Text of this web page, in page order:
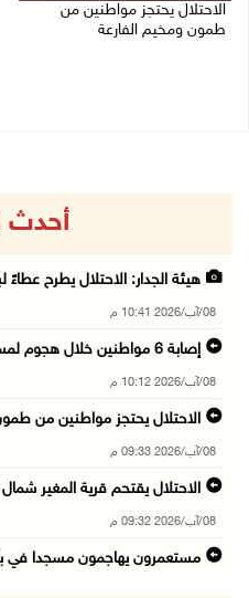
الاحتلال يحتجز مواطنين من
طمون ومخيم الفارعة
أحدث
هيئة الجدار: الاحتلال يطرح عطاءً لبناء 627
08/آب/2026 10:41 م
إصابة 6 مواطنين خلال هجوم لمستعمرين إرهابيين ...
08/آب/2026 10:12 م
الاحتلال يحتجز مواطنين من
08/آب/2026 09:33 م
الاحتلال يقتحم قرية المغير
08/آب/2026 09:32 م
مستعمرون يهاجمون مسجدا في